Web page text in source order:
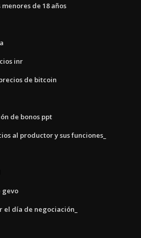
de 18 años
inr
de bitcoin
de bonos ppt
al productor y sus funciones_
gevo
el día de negociación_